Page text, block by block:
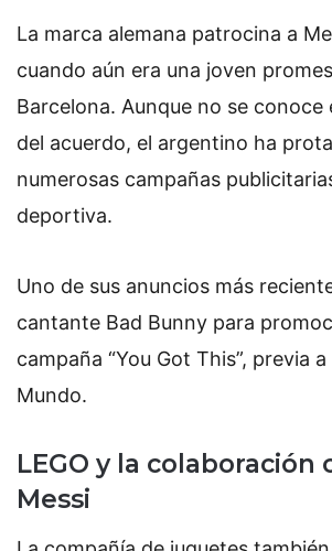
La marca alemana patrocina a
cuando aún era una joven
Barcelona. Aunque no se
del acuerdo, el argentino ha
numerosas campañas
deportiva.
Uno de sus anuncios más
cantante Bad Bunny para
campaña “You Got This”, previa
Mundo.
LEGO y la colaboración
Messi